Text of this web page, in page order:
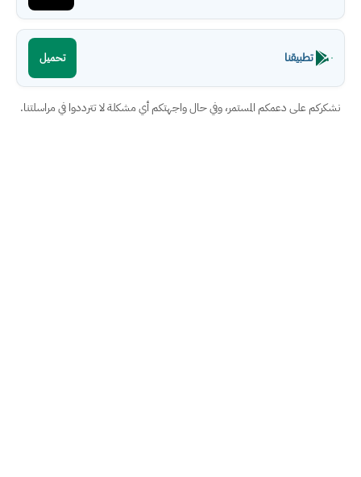
تطبيقنا تحميل
نشكركم على دعمكم المستمر، وفي حال واجهتكم أي مشكلة لا تترددوا في مراسلتنا.